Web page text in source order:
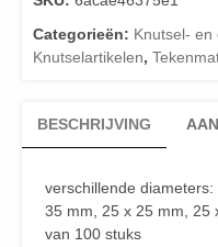
Categorieën: Knutsel- en
Knutselartikelen,
BESCHRIJVING
verschillende
35 mm, 25 x 25 mm, 25
van 100 stuks